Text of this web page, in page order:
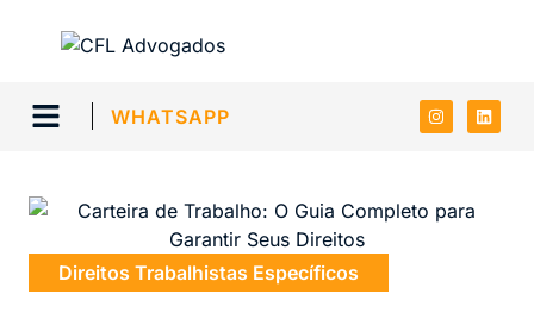
WHATSAPP
Direitos Trabalhistas Específicos